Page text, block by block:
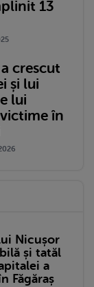
13
crescut
și lui
lui
în
Nicușor
și tatăl
a
Făgăraș